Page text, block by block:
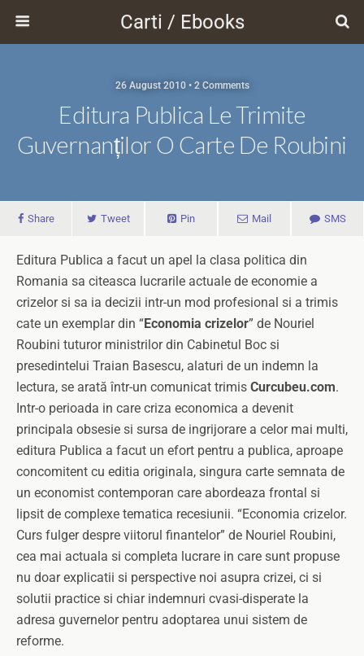
Carti / Ebooks
26 August 2010 • 2 Comments
Editura Publica Le Trimite
Guvernanților O Carte De Roubini
Share Tweet Pin Mail SMS
Editura Publica a facut un apel la clasa politica din
Romania sa citeasca lucrarile actuale de economie a
crizelor si sa ia decizii intr-un mod profesional si a trimis
cate un exemplar din “Economia crizelor” de Nouriel
Roubini tuturor ministrilor din Cabinetul Boc si
presedintelui Traian Basescu, alaturi de un indemn la
lectura, se arată într-un comunicat trimis Curcubeu.com.
Intr-o perioada in care criza economica a devenit
principala obsesie si sursa de ingrijorare a celor mai multi,
editura Publica a facut un efort pentru a publica, aproape
concomitent cu editia originala, singura carte semnata de
un economist contemporan care abordeaza frontal si
lipsit de complexe tematica recesiunii. “Economia crizelor.
Curs fulger despre viitorul finantelor” de Nouriel Roubini,
cea mai actuala si completa lucrare in care sunt propuse
nu doar explicatii si perspective noi asupra crizei, ci si
solutii practice si chiar indemnuri cvasi-disperate la
adresa guvernelor pentru adoptarea unui sistem de
reforme.